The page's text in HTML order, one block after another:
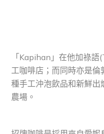
「Kapihan」在他加祿
工咖啡店；而同時亦是
種手工沖泡飲品和新鮮
農場。